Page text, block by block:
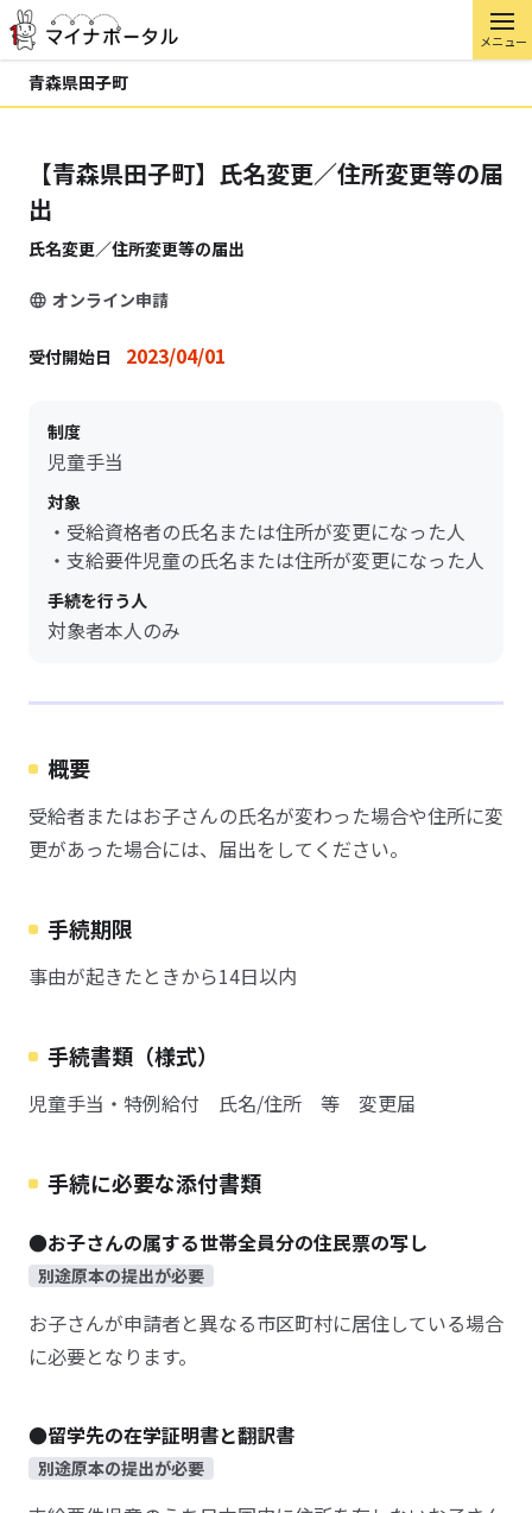
メニュー
青森県田子町
【青森県田子町】氏名変更／住所変更等の届
出
氏名変更／住所変更等の届出
オンライン申請
受付開始日 2023/04/01
制度
児童手当
対象
・受給資格者の氏名または住所が変更になった人
・支給要件児童の氏名または住所が変更になった人
手続を行う人
対象者本人のみ
概要
受給者またはお子さんの氏名が変わった場合や住所に変
更があった場合には、届出をしてください。
手続期限
事由が起きたときから14日以内
手続書類（様式）
児童手当・特例給付 氏名/住所 等 変更届
手続に必要な添付書類
●お子さんの属する世帯全員分の住民票の写し
別途原本の提出が必要
お子さんが申請者と異なる市区町村に居住している場合
に必要となります。
●留学先の在学証明書と翻訳書
別途原本の提出が必要